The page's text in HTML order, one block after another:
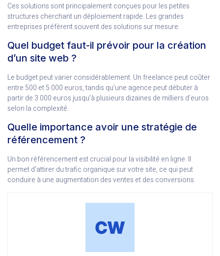
Ces solutions sont principalement conçues pour les petites
structures cherchant un déploiement rapide. Les grandes
entreprises préfèrent souvent des solutions sur mesure.
Quel budget faut-il prévoir pour la création
d’un site web ?
Le budget peut varier considérablement. Un freelance peut coûter
entre 500 et 5 000 euros, tandis qu’une agence peut débuter à
partir de 3 000 euros jusqu’à plusieurs dizaines de milliers d’euros
selon la complexité.
Quelle importance avoir une stratégie de
référencement ?
Un bon référencement est crucial pour la visibilité en ligne. Il
permet d’attirer du trafic organique sur votre site, ce qui peut
conduire à une augmentation des ventes et des conversions.